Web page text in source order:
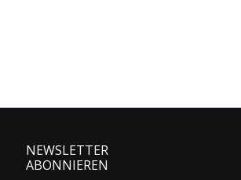
NEWSLETTER
ABONNIEREN